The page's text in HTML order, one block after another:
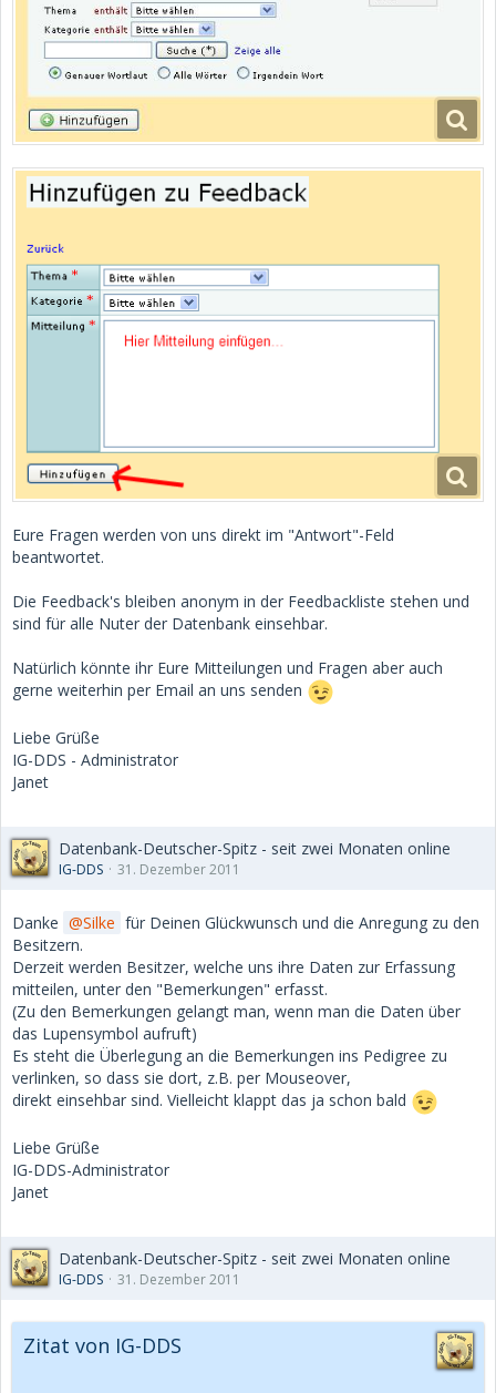
Eure Fragen werden von uns direkt im "Antwort"-Feld
beantwortet.
Die Feedback's bleiben anonym in der Feedbackliste stehen und
sind für alle Nuter der Datenbank einsehbar.
Natürlich könnte ihr Eure Mitteilungen und Fragen aber auch
gerne weiterhin per Email an uns senden
Liebe Grüße
IG-DDS - Administrator
Janet
Datenbank-Deutscher-Spitz - seit zwei Monaten online
IG-DDS 31. Dezember 2011
Danke Silke für Deinen Glückwunsch und die Anregung zu den
Besitzern.
Derzeit werden Besitzer, welche uns ihre Daten zur Erfassung
mitteilen, unter den "Bemerkungen" erfasst.
(Zu den Bemerkungen gelangt man, wenn man die Daten über
das Lupensymbol aufruft)
Es steht die Überlegung an die Bemerkungen ins Pedigree zu
verlinken, so dass sie dort, z.B. per Mouseover,
direkt einsehbar sind. Vielleicht klappt das ja schon bald
Liebe Grüße
IG-DDS-Administrator
Janet
Datenbank-Deutscher-Spitz - seit zwei Monaten online
IG-DDS 31. Dezember 2011
Zitat von IG-DDS